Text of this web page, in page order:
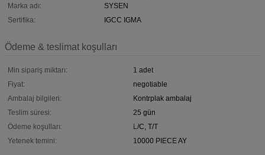
Marka adı:
SYSEN
Sertifika:
IGCC IGMA
Ödeme & teslimat koşulları
Min sipariş miktarı:
1 adet
Fiyat:
negotiable
Ambalaj bilgileri:
Kontrplak ambalaj
Teslim süresi:
25 gün
Ödeme koşulları:
L/C, T/T
Yetenek temini:
10000 PIECE AY